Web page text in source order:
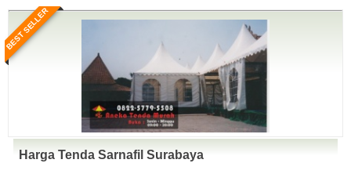
BEST SELLER
Harga Tenda Sarnafil Surabaya